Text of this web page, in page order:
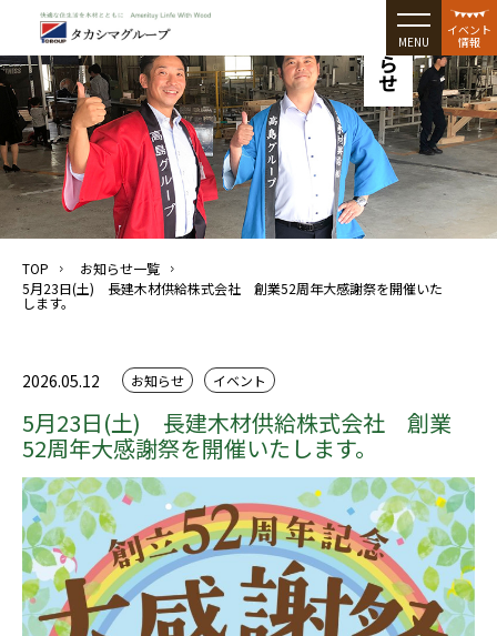
MENU
イベント
情報
お知らせ
TOP
お知らせ一覧
5月23日(土) 長建木材供給株式会社 創業52周年大感謝祭を開催いた
します。
2026.05.12 お知らせ イベント
5月23日(土) 長建木材供給株式会社 創業
52周年大感謝祭を開催いたします。